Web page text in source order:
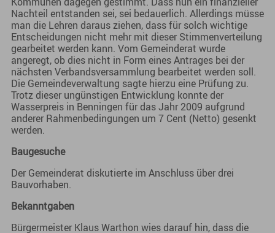
Nachteil entstanden sei, sei bedauerlich. Allerdings müsse
man die Lehren daraus ziehen, dass für solch wichtige
Entscheidungen nicht mehr mit dieser Stimmenverteilung
gearbeitet werden kann. Vom Gemeinderat wurde
angeregt, ob dies nicht in Form eines Antrages bei der
nächsten Verbandsversammlung bearbeitet werden soll.
Die Gemeindeverwaltung sagte hierzu eine Prüfung zu.
Trotz dieser ungünstigen Entwicklung konnte der
Wasserpreis in Benningen für das Jahr 2009 aufgrund
anderer Rahmenbedingungen um 7 Cent (Netto) gesenkt
werden.
Baugesuche
Der Gemeinderat diskutierte im Anschluss über drei
Bauvorhaben.
Bekanntgaben
Bürgermeister Klaus Warthon wies darauf hin, dass die